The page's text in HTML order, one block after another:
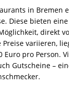
in Bremen
Diese bieten
direkt
Preise variieren,
Euro pro Person.
Gutscheine –